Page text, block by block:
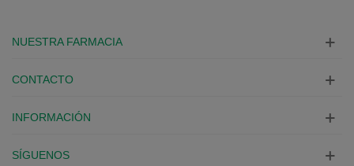
NUESTRA FARMACIA
CONTACTO
INFORMACIÓN
SÍGUENOS